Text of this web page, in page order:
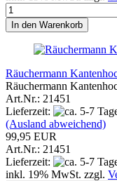
In den Warenkorb
Räuchermann
Räuchermann
Art.Nr.: 21451
Lieferzeit:
(Ausland abweichend)
99,95 EUR
Art.Nr.: 21451
Lieferzeit:
inkl. 19% MwSt. zzgl.